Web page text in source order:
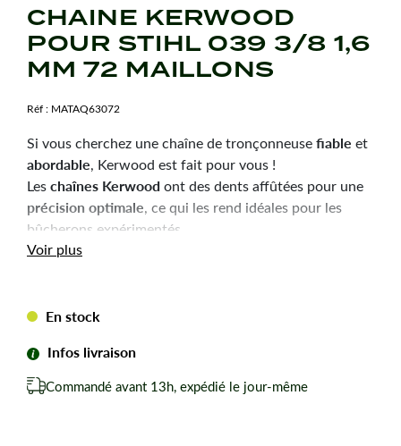
CHAINE KERWOOD
POUR STIHL 039 3/8 1,6
MM 72 MAILLONS
Réf : MATAQ63072
Si vous cherchez une chaîne de tronçonneusefiable et
abordable, Kerwood est fait pour vous !
Leschaînes Kerwoodont des dents affûtées pour une
précision optimale, ce qui les rend idéales pour les
bûcherons expérimentés.
Durabilité
Chaîne tronçonneuse Kerwood pour amateurs avertis
du bûcheronnage.
Pour STIHL 039.
Voir plus
En stock
Infos livraison
Commandé avant 13h, expédié le jour-même